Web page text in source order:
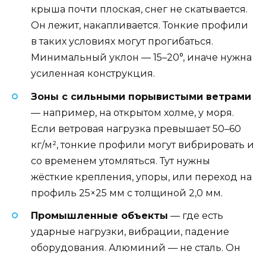
крыша почти плоская, снег не скатывается.
Он лежит, накапливается. Тонкие профили
в таких условиях могут прогибаться.
Минимальный уклон — 15–20°, иначе нужна
усиленная конструкция.
Зоны с сильными порывистыми ветрами
— например, на открытом холме, у моря.
Если ветровая нагрузка превышает 50–60
кг/м², тонкие профили могут вибрировать и
со временем утомляться. Тут нужны
жёсткие крепления, упоры, или переход на
профиль 25×25 мм с толщиной 2,0 мм.
Промышленные объекты — где есть
ударные нагрузки, вибрации, падение
оборудования. Алюминий — не сталь. Он